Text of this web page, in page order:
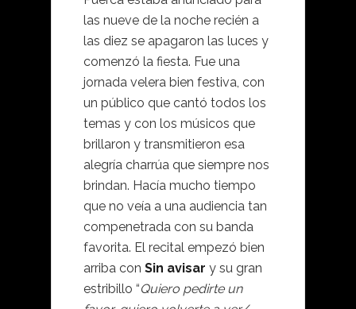
las nueve de la noche recién a
las diez se apagaron las luces y
comenzó la fiesta. Fue una
jornada velera bien festiva, con
un público que cantó todos los
temas y con los músicos que
brillaron y transmitieron esa
alegría charrúa que siempre nos
brindan. Hacía mucho tiempo
que no veía a una audiencia tan
compenetrada con su banda
favorita. El recital empezó bien
arriba con Sin avisar y su gran
estribillo “Quiero pedirte un